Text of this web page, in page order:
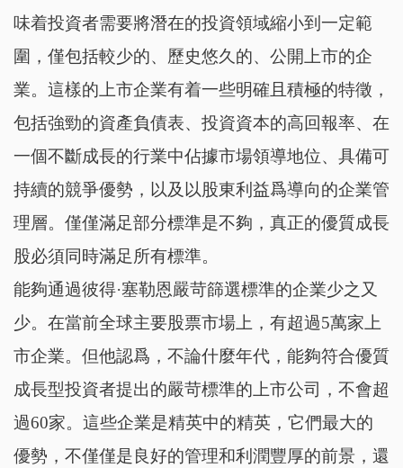
味着投資者需要將潛在的投資領域縮小到一定範
圍，僅包括較少的、歷史悠久的、公開上市的企
業。這樣的上市企業有着一些明確且積極的特徵，
包括強勁的資產負債表、投資資本的高回報率、在
一個不斷成長的行業中佔據市場領導地位、具備可
持續的競爭優勢，以及以股東利益爲導向的企業管
理層。僅僅滿足部分標準是不夠，真正的優質成長
股必須同時滿足所有標準。
能夠通過彼得·塞勒恩嚴苛篩選標準的企業少之又
少。在當前全球主要股票市場上，有超過5萬家上
市企業。但他認爲，不論什麼年代，能夠符合優質
成長型投資者提出的嚴苛標準的上市公司，不會超
過60家。這些企業是精英中的精英，它們最大的
優勢，不僅僅是良好的管理和利潤豐厚的前景，還